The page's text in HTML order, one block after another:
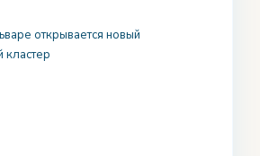
открывается новый
кластер